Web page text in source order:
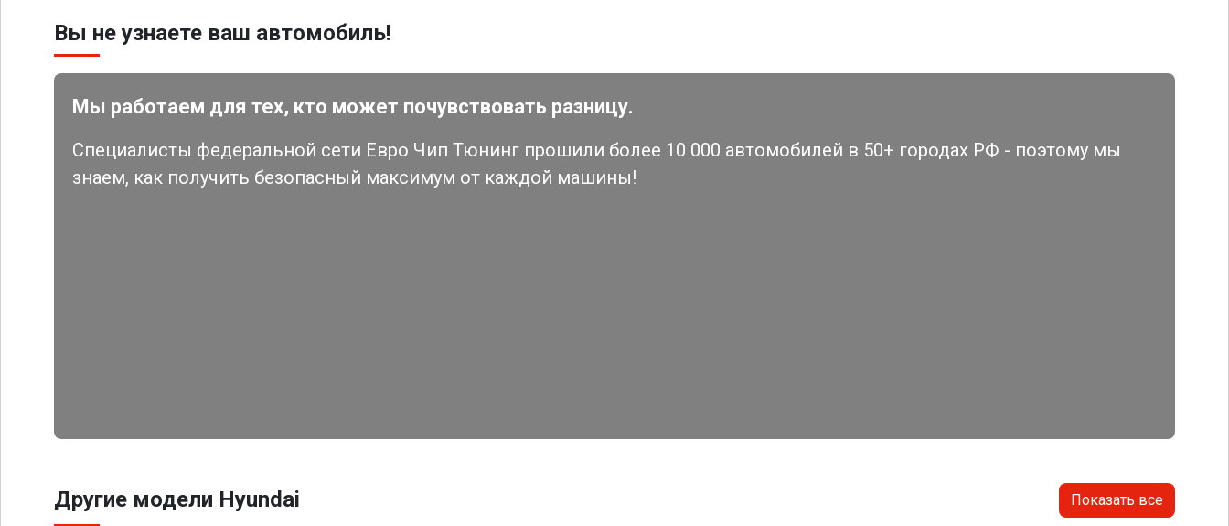
Вы не узнаете ваш автомобиль!
Мы работаем для тех, кто может почувствовать разницу.
Специалисты федеральной сети Евро Чип Тюнинг прошили более 10 000 автомобилей в 50+ городах РФ - поэтому мы
знаем, как получить безопасный максимум от каждой машины!
Другие модели Hyundai Показать все